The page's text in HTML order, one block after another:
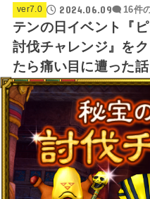
ver7.0 2024.06.09 16件
テンの日イベント『
討伐チャレンジ』を
たら痛い目に遭った話